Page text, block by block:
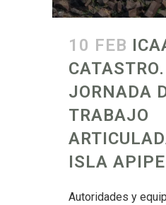
10 FEB
CATASTRO.
JORNADA
TRABAJO
ISLA
Autoridades y